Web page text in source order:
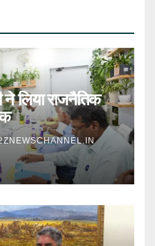
ने लिया राजनैतिक